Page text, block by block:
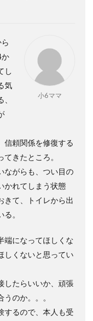
小6ママ
か
し
気
信頼関係を修復する
きたところ。
ながらも、つい目の
かれてしまう状態
きて、トイレから出
。
端になってほしくな
しくないと思ってい
したらいいか、頑張
のか。。。
するので、本人も受